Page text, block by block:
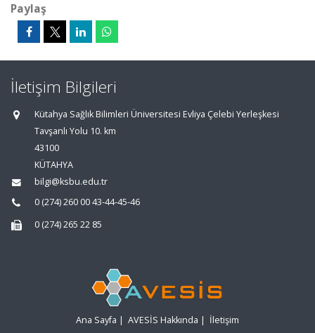
Paylaş
İletişim Bilgileri
Kütahya Sağlık Bilimleri Üniversitesi Evliya Çelebi Yerleşkesi
Tavşanlı Yolu 10. km
43100
KÜTAHYA
bilgi@ksbu.edu.tr
0 (274) 260 00 43-44-45-46
0 (274) 265 22 85
Ana Sayfa | AVESİS Hakkında | İletişim